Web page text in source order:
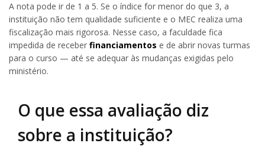
A nota pode ir de 1 a 5. Se o índice for menor do que 3, a
instituição não tem qualidade suficiente e o MEC realiza uma
fiscalização mais rigorosa. Nesse caso, a faculdade fica
impedida de receber financiamentos e de abrir novas turmas
para o curso — até se adequar às mudanças exigidas pelo
ministério.
O que essa avaliação diz
sobre a instituição?